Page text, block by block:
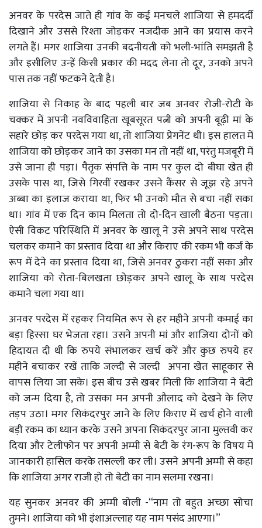
अनवर के परदेस जाते ही गांव के कई मनचले शाजिया से हमदर्दी
दिखाने और उससे रिश्ता जोड़कर नजदीक आने का प्रयास करने
लगते हैं। मगर शाजिया उनकी बदनीयती को भली-भांति समझती है
और इसीलिए उन्हें किसी प्रकार की मदद लेना तो दूर, उनको अपने
पास तक नहीं फटकने देती है।
शाजिया से निकाह के बाद पहली बार जब अनवर रोजी-रोटी के
चक्कर में अपनी नवविवाहिता खूबसूरत पत्नी को अपनी बूढ़ी मां के
सहारे छोड़ कर परदेस गया था, तो शाजिया प्रेगनेंट थी। इस हालत में
शाजिया को छोड़कर जाने का उसका मन तो नहीं था, परंतु मजबूरी में
उसे जाना ही पड़ा। पैतृक संपत्ति के नाम पर कुल दो बीघा खेत ही
उसके पास था, जिसे गिरवीं रखकर उसने कैंसर से जूझ रहे अपने
अब्बा का इलाज कराया था, फिर भी उनको मौत से बचा नहीं सका
था। गांव में एक दिन काम मिलता तो दो-दिन खाली बैठना पड़ता।
ऐसी विकट परिस्थिति में अनवर के खालू ने उसे अपने साथ परदेस
चलकर कमाने का प्रस्ताव दिया था और किराए की रकम भी कर्ज के
रूप में देने का प्रस्ताव दिया था, जिसे अनवर ठुकरा नहीं सका और
शाजिया को रोता-बिलखता छोड़कर अपने खालू के साथ परदेस
कमाने चला गया था।
अनवर परदेस में रहकर नियमित रूप से हर महीने अपनी कमाई का
बड़ा हिस्सा घर भेजता रहा। उसने अपनी मां और शाजिया दोनों को
हिदायत दी थी कि रुपये संभालकर खर्च करें और कुछ रुपये हर
महीने बचाकर रखें ताकि जल्दी से जल्दी अपना खेत साहूकार से
वापस लिया जा सके। इस बीच उसे खबर मिली कि शाजिया ने बेटी
को जन्म दिया है, तो उसका मन अपनी औलाद को देखने के लिए
तड़प उठा। मगर सिकंदरपुर जाने के लिए किराए में खर्च होने वाली
बड़ी रकम का ध्यान करके उसने अपना सिकंदरपुर जाना मुल्तवी कर
दिया और टेलीफोन पर अपनी अम्मी से बेटी के रंग-रूप के विषय में
जानकारी हासिल करके तसल्ली कर ली। उसने अपनी अम्मी से कहा
कि शाजिया अगर राजी हो तो बेटी का नाम सलमा रखना।
यह सुनकर अनवर की अम्मी बोली -“नाम तो बहुत अच्छा सोचा
तुमने। शाजिया को भी इंशाअल्लाह यह नाम पसंद आएगा।”